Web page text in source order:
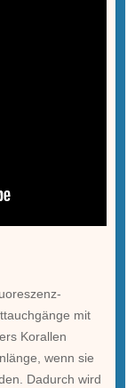
mit
Korallen
wenn sie
Dadurch wird